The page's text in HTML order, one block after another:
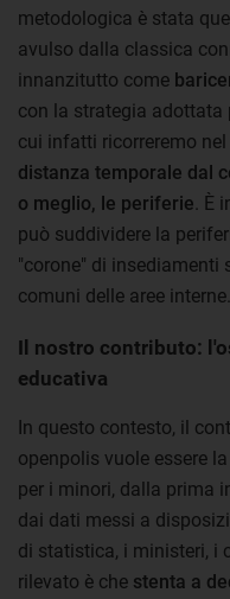
metodologica è stata
avulso dalla classica
innanzitutto come
con la strategia adottata
cui infatti ricorreremo
distanza temporale dal
o meglio, le periferie .
può suddividere la
"corone" di insediamenti
comuni delle aree interne.
Il nostro contributo:
educativa
In questo contesto, il
openpolis vuole essere
per i minori, dalla prima
dai dati messi a
di statistica, i ministeri, i
rilevato è che stenta a